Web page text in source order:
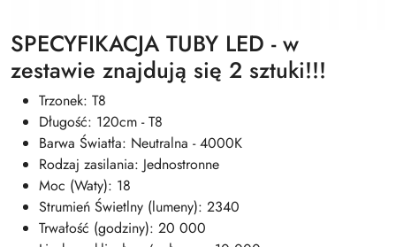
SPECYFIKACJA TUBY LED - w
zestawie znajdują się 2 sztuki!!!
Trzonek: T8
Długość: 120cm - T8
Barwa Światła: Neutralna - 4000K
Rodzaj zasilania: Jednostronne
Moc (Waty): 18
Strumień Świetlny (lumeny): 2340
Trwałość (godziny): 20 000